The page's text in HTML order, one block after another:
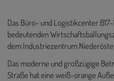
Das Büro- und Logistikcenter
bedeutenden
dem Industriezentrum
Das moderne und großzügige
Straße hat eine weiß-orange